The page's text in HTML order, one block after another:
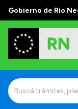
Gobierno de Río